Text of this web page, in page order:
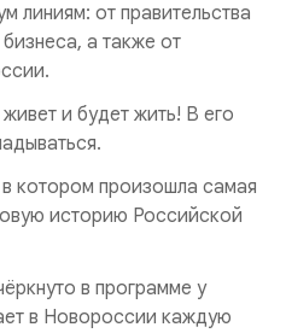
линиям: от правительства
а также от
и будет жить! В его
котором произошла самая
историю Российской
в программе у
в Новороссии каждую